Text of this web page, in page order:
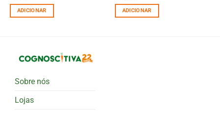
ADICIONAR ADICIONAR
Sobre nós
Lojas